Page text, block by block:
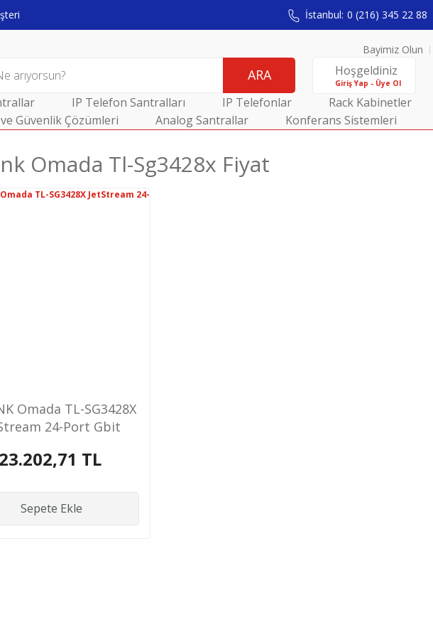
İstanbul: 0 (216) 345 22 88
Bayimiz Olun
ARA Hoşgeldiniz
Giriş Yap - Üye Ol
IP Telefon Santralları IP Telefonlar Rack Kabinetler
Güvenlik Çözümleri
Analog Santrallar Konferans Sistemleri
Omada Tl-Sg3428x Fiyat
Omada TL-SG3428X
24-Port Gbit
TL
Sepete Ekle